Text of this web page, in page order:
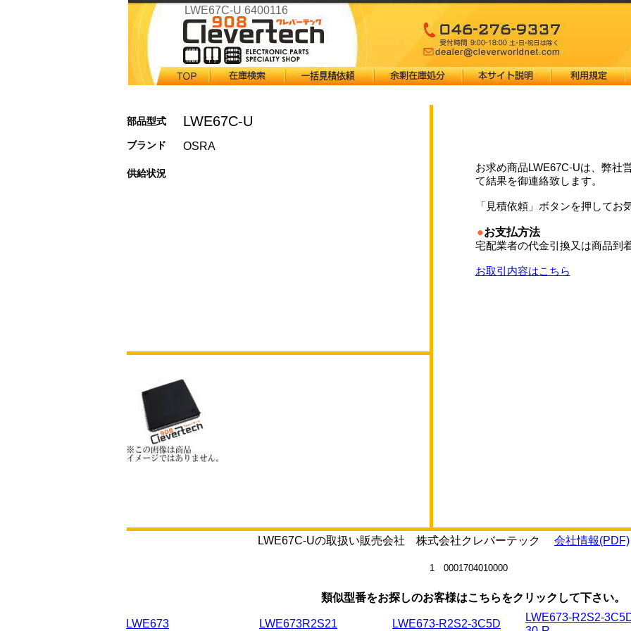
LWE67C-U 6400116
部品型式 LWE67C-U
ブランド OSRA
供給状況
お求め商品LWE67C-Uは、弊社
て結果を御連絡致します。
「見積依頼」ボタンを押してお
●お支払方法
宅配業者の代金引換又は商品到
お取引内容はこちら
LWE67C-Uの取扱い販売会社 株式会社クレバーテック 会社情報(PDF)
1 0001704010000
類似型番をお探しのお客様はこちらをクリックして下さい。
LWE673 LWE673R2S21 LWE673-R2S2-3C5D
LWE673-R2S2-